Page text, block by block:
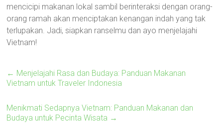
mencicipi makanan lokal sambil berinteraksi dengan orang-
orang ramah akan menciptakan kenangan indah yang tak
terlupakan. Jadi, siapkan ranselmu dan ayo menjelajahi
Vietnam!
← Menjelajahi Rasa dan Budaya: Panduan Makanan
Vietnam untuk Traveler Indonesia
Menikmati Sedapnya Vietnam: Panduan Makanan dan
Budaya untuk Pecinta Wisata →